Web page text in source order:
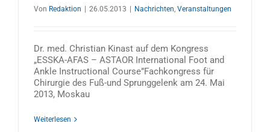
Von Redaktion 26.05.2013 Nachrichten, Veranstaltungen
Dr. med. Christian Kinast auf dem Kongress
„ESSKA-AFAS – ASTAOR International Foot and
Ankle Instructional Course”Fachkongress für
Chirurgie des Fuß-und Sprunggelenk am 24. Mai
2013, Moskau
Weiterlesen